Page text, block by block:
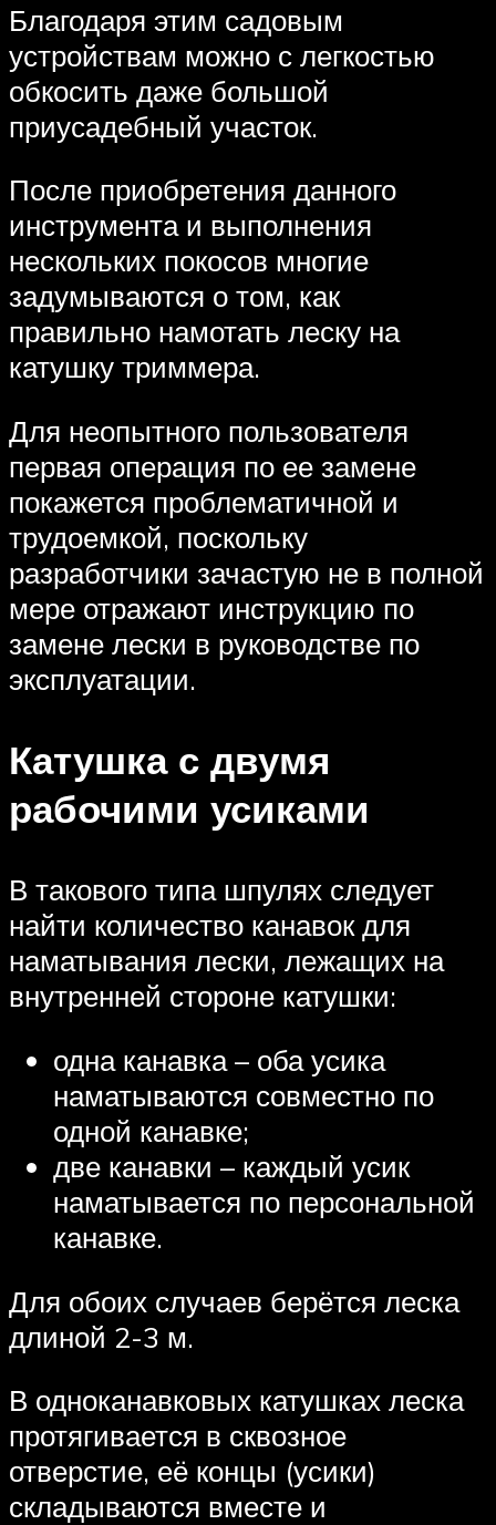
Благодаря этим садовым
устройствам можно с легкостью
обкосить даже большой
приусадебный участок.
После приобретения данного
инструмента и выполнения
нескольких покосов многие
задумываются о том, как
правильно намотать леску на
катушку триммера.
Для неопытного пользователя
первая операция по ее замене
покажется проблематичной и
трудоемкой, поскольку
разработчики зачастую не в полной
мере отражают инструкцию по
замене лески в руководстве по
эксплуатации.
Катушка с двумя
рабочими усиками
В такового типа шпулях следует
найти количество канавок для
наматывания лески, лежащих на
внутренней стороне катушки:
одна канавка – оба усика
наматываются совместно по
одной канавке;
две канавки – каждый усик
наматывается по персональной
канавке.
Для обоих случаев берётся леска
длиной 2-3 м.
В одноканавковых катушках леска
протягивается в сквозное
отверстие, её концы (усики)
складываются вместе и